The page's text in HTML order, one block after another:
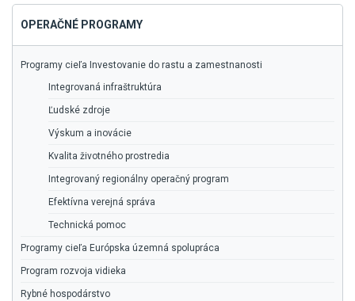
OPERAČNÉ PROGRAMY
Programy cieľa Investovanie do rastu a zamestnanosti
Integrovaná infraštruktúra
Ľudské zdroje
Výskum a inovácie
Kvalita životného prostredia
Integrovaný regionálny operačný program
Efektívna verejná správa
Technická pomoc
Programy cieľa Európska územná spolupráca
Program rozvoja vidieka
Rybné hospodárstvo